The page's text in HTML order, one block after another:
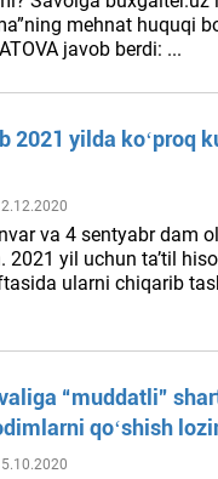
mehnat huquqi
javob berdi: ...
2021 yilda koʻproq
va 4 sentyabr dam
2021 yil uchun ta’til
ularni chiqarib
“muddatli”
qoʻshish